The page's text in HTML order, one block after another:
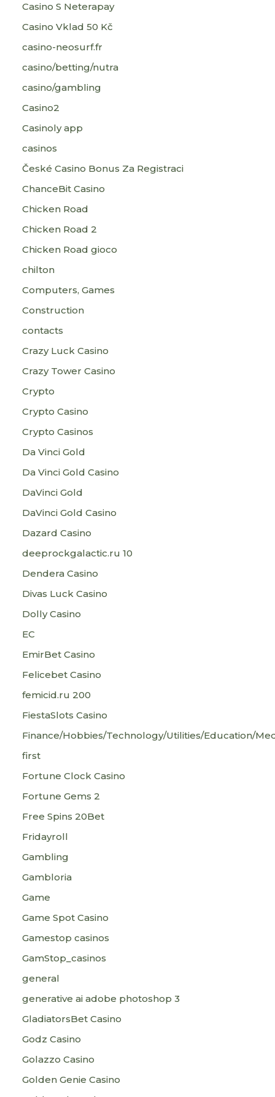
Casino S Neterapay
Casino Vklad 50 Kč
casino-neosurf.fr
casino/betting/nutra
casino/gambling
Casino2
Casinoly app
casinos
České Casino Bonus Za Registraci
ChanceBit Casino
Chicken Road
Chicken Road 2
Chicken Road gioco
chilton
Computers, Games
Construction
contacts
Crazy Luck Casino
Crazy Tower Сasino
Crypto
Crypto Casino
Crypto Casinos
Da Vinci Gold
Da Vinci Gold Casino
DaVinci Gold
DaVinci Gold Casino
Dazard Casino
deeprockgalactic.ru 10
Dendera Casino
Divas Luck Casino
Dolly Casino
EC
EmirBet Casino
Felicebet Casino
femicid.ru 200
FiestaSlots Casino
Finance/Hobbies/Technology/Utilities/Education/
first
Fortune Clock Casino
Fortune Gems 2
Free Spins 20Bet
Fridayroll
Gambling
Gambloria
Game
Game Spot Casino
Gamestop casinos
GamStop_casinos
general
generative ai adobe photoshop 3
GladiatorsBet Casino
Godz Casino
Golazzo Casino
Golden Genie Casino